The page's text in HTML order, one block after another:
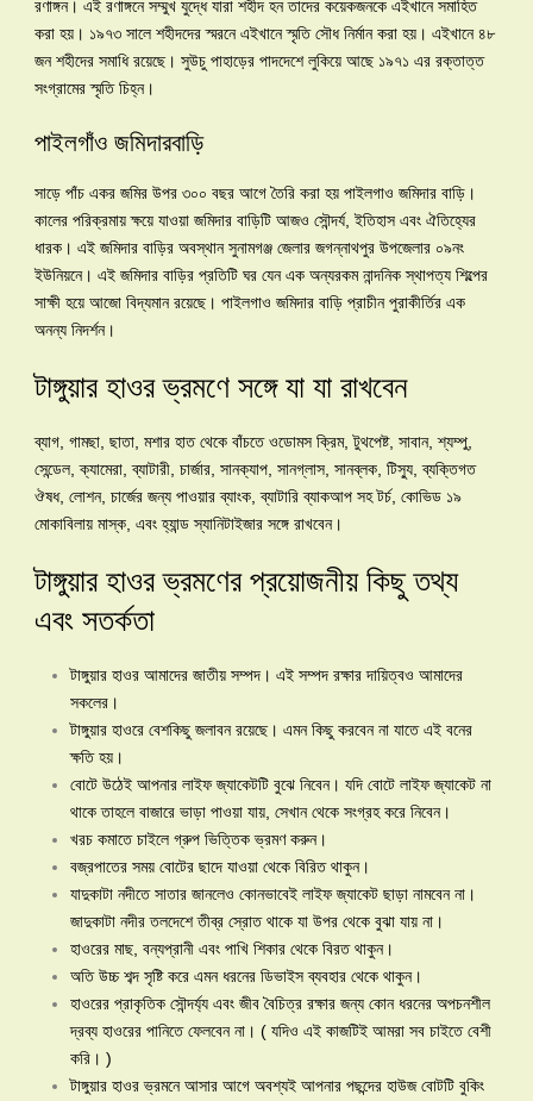
রণাঙ্গন। এই রণাঙ্গনে সম্মুখ যুদ্ধে যারা শহীদ হন তাদের কয়েকজনকে এইখানে সমাহিত
করা হয়। ১৯৭৩ সালে শহীদদের স্মরনে এইখানে স্মৃতি সৌধ নির্মান করা হয়। এইখানে ৪৮
জন শহীদের সমাধি রয়েছে। সুউচু পাহাড়ের পাদদেশে লুকিয়ে আছে ১৯৭১ এর রক্তাত্ত
সংগ্রামের স্মৃতি চিহ্ন।
পাইলগাঁও জমিদারবাড়ি
সাড়ে পাঁচ একর জমির উপর ৩০০ বছর আগে তৈরি করা হয় পাইলগাও জমিদার বাড়ি।
কালের পরিক্রমায় ক্ষয়ে যাওয়া জমিদার বাড়িটি আজও সৌন্দর্য, ইতিহাস এবং ঐতিহ্যের
ধারক। এই জমিদার বাড়ির অবস্থান সুনামগঞ্জ জেলার জগন্নাথপুর উপজেলার ০৯নং
ইউনিয়নে। এই জমিদার বাড়ির প্রতিটি ঘর যেন এক অন্যরকম নান্দনিক স্থাপত্য শিল্পের
সাক্ষী হয়ে আজো বিদ্যমান রয়েছে। পাইলগাও জমিদার বাড়ি প্রাচীন পুরাকীর্তির এক
অনন্য নিদর্শন।
টাঙ্গুয়ার হাওর ভ্রমণে সঙ্গে যা যা রাখবেন
ব্যাগ, গামছা, ছাতা, মশার হাত থেকে বাঁচতে ওডোমস ক্রিম, টুথপেষ্ট, সাবান, শ্যম্পু,
সেন্ডেল, ক্যামেরা, ব্যাটারী, চার্জার, সানক্যাপ, সানগ্লাস, সানব্লক, টিস্যু, ব্যক্তিগত
ঔষধ, লোশন, চার্জের জন্য পাওয়ার ব্যাংক, ব্যাটারি ব্যাকআপ সহ টর্চ, কোভিড ১৯
মোকাবিলায় মাস্ক, এবং হ্যান্ড স্যানিটাইজার সঙ্গে রাখবেন।
টাঙ্গুয়ার হাওর ভ্রমণের প্রয়োজনীয় কিছু তথ্য
এবং সতর্কতা
টাঙ্গুয়ার হাওর আমাদের জাতীয় সম্পদ। এই সম্পদ রক্ষার দায়িত্বও আমাদের
সকলের।
টাঙ্গুয়ার হাওরে বেশকিছু জলাবন রয়েছে। এমন কিছু করবেন না যাতে এই বনের
ক্ষতি হয়।
বোটে উঠেই আপনার লাইফ জ্যাকেটটি বুঝে নিবেন। যদি বোটে লাইফ জ্যাকেট না
থাকে তাহলে বাজারে ভাড়া পাওয়া যায়, সেখান থেকে সংগ্রহ করে নিবেন।
খরচ কমাতে চাইলে গ্রুপ ভিত্তিক ভ্রমণ করুন।
বজ্রপাতের সময় বোটের ছাদে যাওয়া থেকে বিরিত থাকুন।
যাদুকাটা নদীতে সাতার জানলেও কোনভাবেই লাইফ জ্যাকেট ছাড়া নামবেন না।
জাদুকাটা নদীর তলদেশে তীব্র স্রোত থাকে যা উপর থেকে বুঝা যায় না।
হাওরের মাছ, বন্যপ্রানী এবং পাখি শিকার থেকে বিরত থাকুন।
অতি উচ্চ শব্দ সৃষ্টি করে এমন ধরনের ডিভাইস ব্যবহার থেকে থাকুন।
হাওরের প্রাকৃতিক সৌন্দর্য্য এবং জীব বৈচিত্র রক্ষার জন্য কোন ধরনের অপচনশীল
দ্রব্য হাওরের পানিতে ফেলবেন না। ( যদিও এই কাজটিই আমরা সব চাইতে বেশী
করি। )
টাঙ্গুয়ার হাওর ভ্রমনে আসার আগে অবশ্যই আপনার পছন্দের হাউজ বোটটি বুকিং